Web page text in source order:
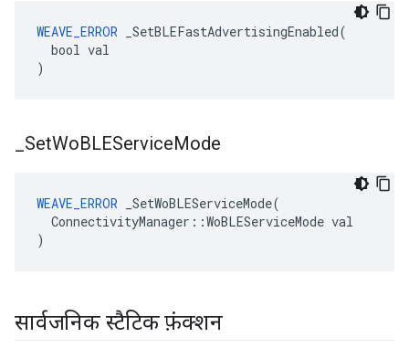
WEAVE_ERROR _SetBLEFastAdvertisingEnabled(
  bool val
)
SetWoBLEServiceMode
WEAVE_ERROR _SetWoBLEServiceMode(
  ConnectivityManager::WoBLEServiceMode val
)
सार्वजनिक स्टैटिक फ़ंक्शन